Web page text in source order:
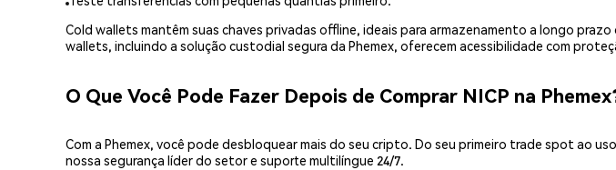
Cold wallets mantêm suas chaves privadas offline, ideais para armazenamento a longo
wallets, incluindo a solução custodial segura da Phemex, oferecem acessibilidade com
O Que Você Pode Fazer Depois de Comprar NICP na
Com a Phemex, você pode desbloquear mais do seu cripto. Do seu primeiro trade spot ao
nossa segurança líder do setor e suporte multilíngue 24/7.